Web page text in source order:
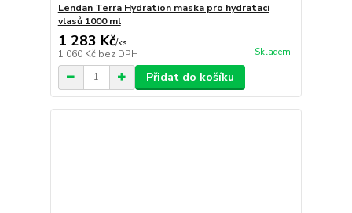
Lendan Terra Hydration maska pro hydrataci
vlasů 1000 ml
1 283 Kč/ks
1 060 Kč bez DPH Skladem
Přidat do košíku